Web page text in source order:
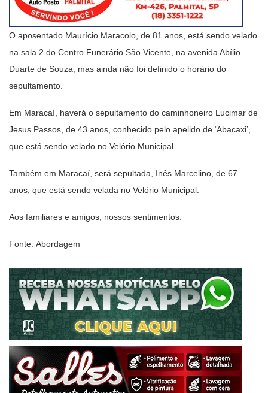
O aposentado Maurício Maracolo, de 81 anos, está sendo velado
na sala 2 do Centro Funerário São Vicente, na avenida Abílio
Duarte de Souza, mas ainda não foi definido o horário do
sepultamento.
Em Maracaí, haverá o sepultamento do caminhoneiro Lucimar de
Jesus Passos, de 43 anos, conhecido pelo apelido de ‘Abacaxi’,
que está sendo velado no Velório Municipal.
Também em Maracaí, será sepultada, Inês Marcelino, de 67
anos, que está sendo velada no Velório Municipal.
Aos familiares e amigos, nossos sentimentos.
Fonte: Abordagem